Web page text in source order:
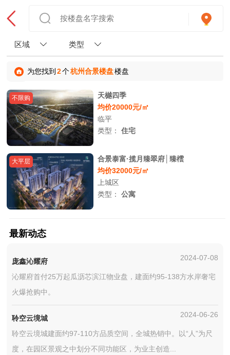
区域 类型
为您找到 2个杭州合景楼盘楼盘
不限购
天樾四季
均价20000元/㎡
临平
类型：住宅
大平层
合景泰富·揽月臻翠府│臻橒
均价32000元/㎡
上城区
类型：公寓
最新动态
庞鑫沁耀府 2024-07-08
沁耀府首付25万起瓜沥芯滨江物业盘，建面约95-138方水岸奢宅
火爆抢购中。
聆空云境城 2024-06-26
聆空云境城建面约97-110方品质空间，全城热销中。以“人”为尺
度，在园区景观之中划分不同功能区，为业主创造...